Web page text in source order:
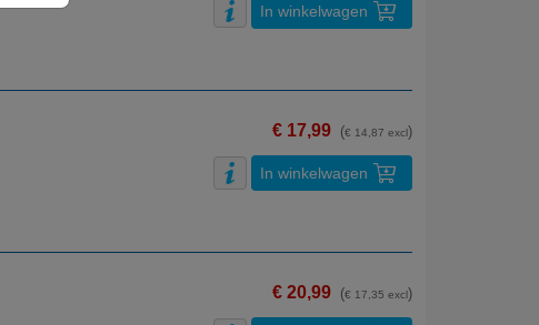
In winkelwagen
€ 17,99 (€ 14,87 excl)
In winkelwagen
€ 20,99 (€ 17,35 excl)